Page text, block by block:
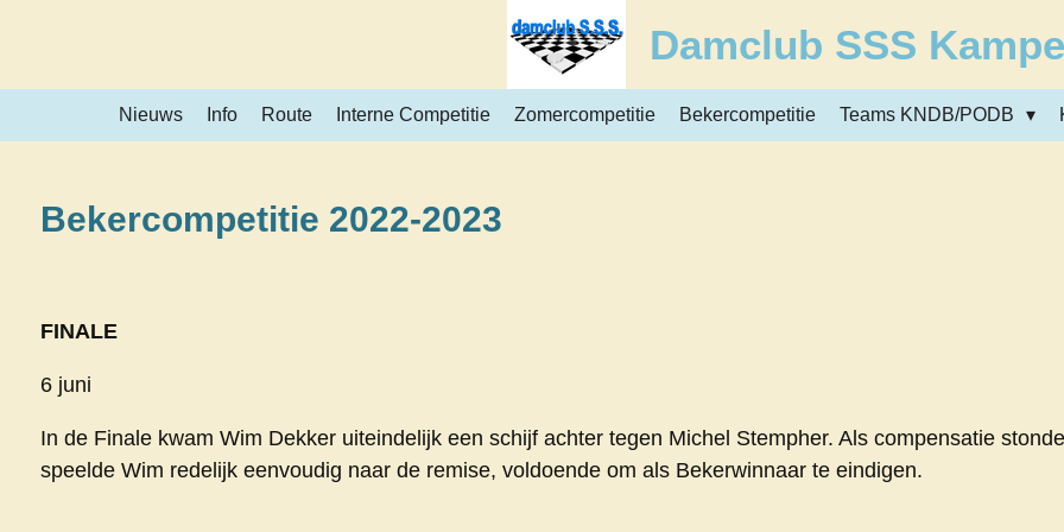
naar
Damclub SSS
Nieuws Info Route Interne Competitie Zomercompetitie Bekercompetitie Teams KNDB/PODB
Bekercompetitie 2022-2023
FINALE
6 juni
In de Finale kwam Wim Dekker uiteindelijk een schijf achter tegen Michel Stempher. Als compensatie
speelde Wim redelijk eenvoudig naar de remise, voldoende om als Bekerwinnaar te eindigen.